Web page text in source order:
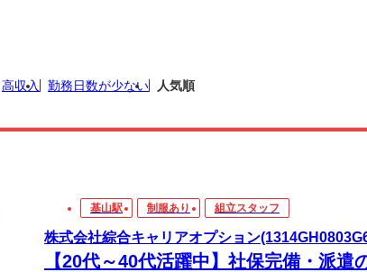
高収入 勤務日数が少ない 人気順
基山駅 制服あり 組立スタッフ
株式会社綜合キャリアオプション
【20代～40代活躍中】社保完備・派